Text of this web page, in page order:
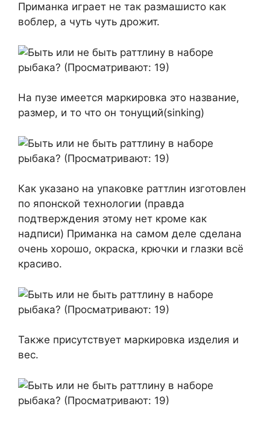
Приманка играет не так размашисто как
воблер, а чуть чуть дрожит.
На пузе имеется маркировка это название,
размер, и то что он тонущий(sinking)
Как указано на упаковке раттлин изготовлен
по японской технологии (правда
подтверждения этому нет кроме как
надписи) Приманка на самом деле сделана
очень хорошо, окраска, крючки и глазки всё
красиво.
Также присутствует маркировка изделия и
вес.